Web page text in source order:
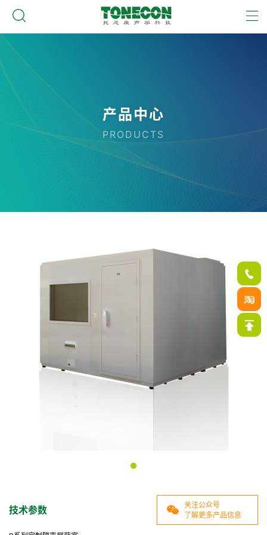
产品中心
PRODUCTS
技术参数
关注公众号
了解更多产品信息